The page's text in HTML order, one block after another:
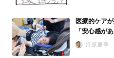
医療的ケア
「安心感が
河原夏季